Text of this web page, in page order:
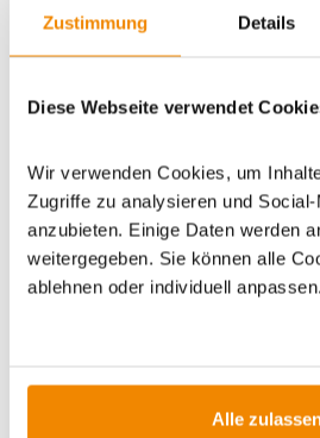
Zustimmung Details
Diese Webseite verwendet
Wir verwenden Cookies, um
Zugriffe zu analysieren und
anzubieten. Einige Daten werden
weitergegeben. Sie können alle
ablehnen oder individuell anpassen.
Alle
für Holzöfen|120 mm|Ofenrohr